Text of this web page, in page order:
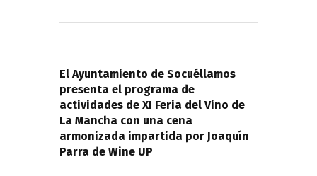
entradas
El Ayuntamiento de Socuéllamos
presenta el programa de
actividades de XI Feria del Vino de
La Mancha con una cena
armonizada impartida por Joaquín
Parra de Wine UP